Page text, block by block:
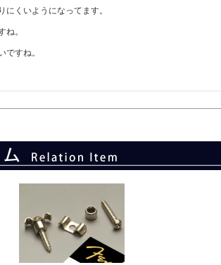
くいようになってます。
ね。
すね。